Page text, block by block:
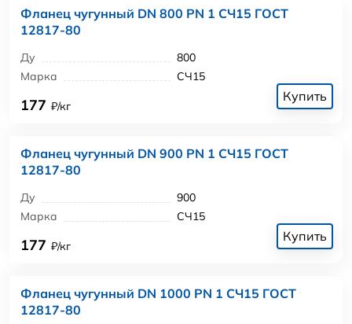
Фланец чугунный DN 800 PN 1 СЧ15 ГОСТ
12817-80
Ду
800
Марка
СЧ15
177 ₽/кг
Купить
Фланец чугунный DN 900 PN 1 СЧ15 ГОСТ
12817-80
Ду
900
Марка
СЧ15
177 ₽/кг
Купить
Фланец чугунный DN 1000 PN 1 СЧ15 ГОСТ
12817-80